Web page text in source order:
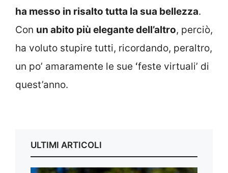
ha messo in risalto tutta la sua bellezza.
Con un abito più elegante dell’altro, perciò,
ha voluto stupire tutti, ricordando, peraltro,
un po’ amaramente le sue ʻfeste virtualiʼ di
quest’anno.
ULTIMI ARTICOLI